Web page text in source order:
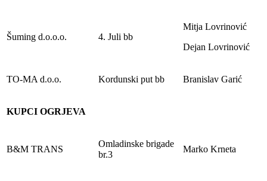
Šuming d.o.o.o. 4. Juli bb
Mitja Lovrinović
Dejan Lovrinović
TO-MA d.o.o. Kordunski put bb Branislav Garić
KUPCI OGRJEVA
B&M TRANS
Omladinske brigade
br.3
Marko Krneta